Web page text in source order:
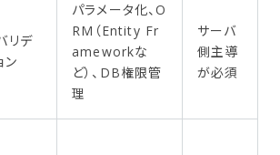
リデ
ン
パラメータ化、O
RM（Entity Fr
ameworkな
ど）、DB権限管
理
サーバ
側主導
が必須